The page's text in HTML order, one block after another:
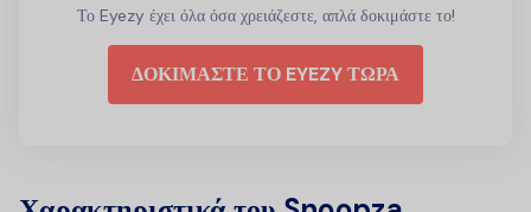
Το Eyezy έχει όλα όσα χρειάζεστε, απλά δοκιμάστε το!
ΔΟΚΙΜΑΣΤΕ ΤΟ EYEZY ΤΩΡΑ